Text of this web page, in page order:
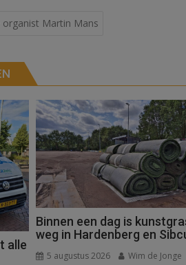
Martin Mans
alle
Binnen een dag is
weg in Hardenberg en
5 augustus 2026 Wim de Jonge